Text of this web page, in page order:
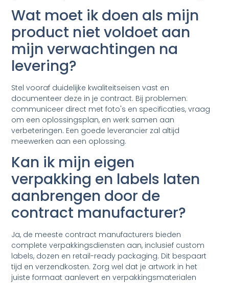
Wat moet ik doen als mijn
product niet voldoet aan
mijn verwachtingen na
levering?
Stel vooraf duidelijke kwaliteitseisen vast en
documenteer deze in je contract. Bij problemen:
communiceer direct met foto's en specificaties, vraag
om een oplossingsplan, en werk samen aan
verbeteringen. Een goede leverancier zal altijd
meewerken aan een oplossing.
Kan ik mijn eigen
verpakking en labels laten
aanbrengen door de
contract manufacturer?
Ja, de meeste contract manufacturers bieden
complete verpakkingsdiensten aan, inclusief custom
labels, dozen en retail-ready packaging. Dit bespaart
tijd en verzendkosten. Zorg wel dat je artwork in het
juiste formaat aanlevert en verpakkingsmaterialen